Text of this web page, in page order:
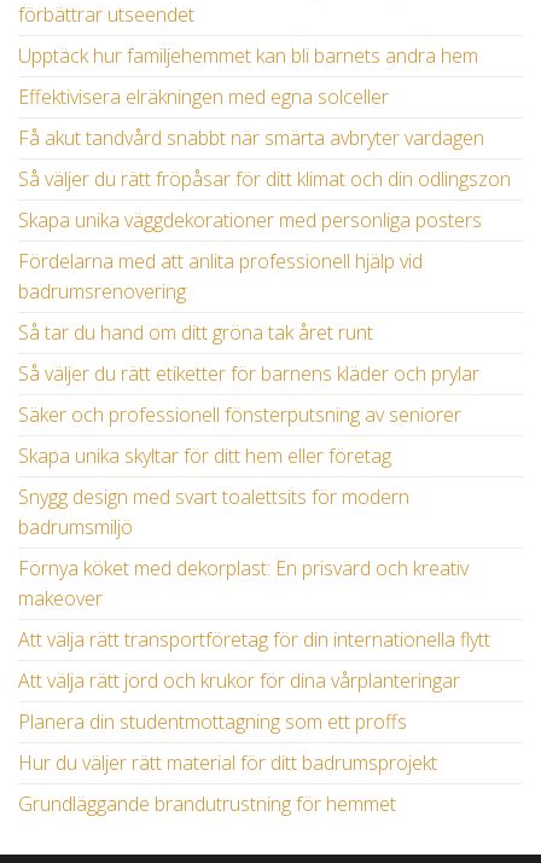
förbättrar utseendet
Upptäck hur familjehemmet kan bli barnets andra hem
Effektivisera elräkningen med egna solceller
Få akut tandvård snabbt när smärta avbryter vardagen
Så väljer du rätt fröpåsar för ditt klimat och din odlingszon
Skapa unika väggdekorationer med personliga posters
Fördelarna med att anlita professionell hjälp vid
badrumsrenovering
Så tar du hand om ditt gröna tak året runt
Så väljer du rätt etiketter för barnens kläder och prylar
Säker och professionell fönsterputsning av seniorer
Skapa unika skyltar för ditt hem eller företag
Snygg design med svart toalettsits för modern
badrumsmiljö
Förnya köket med dekorplast: En prisvärd och kreativ
makeover
Att välja rätt transportföretag för din internationella flytt
Att välja rätt jord och krukor för dina vårplanteringar
Planera din studentmottagning som ett proffs
Hur du väljer rätt material för ditt badrumsprojekt
Grundläggande brandutrustning för hemmet